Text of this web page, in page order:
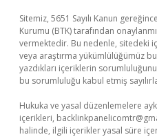
Sitemiz, 5651 Sayılı Kanun
Kurumu (BTK) tarafından
vermektedir. Bu nedenle, sitedeki
veya araştırma yükümlülüğümüz
yazdıkları içeriklerin
bu sorumluluğu kabul etmiş
Hukuka ve yasal düzenlemelere
içerikleri,
halinde, ilgili içerikler yasal süre